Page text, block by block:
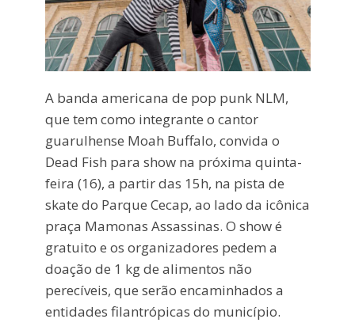
A banda americana de pop punk NLM,
que tem como integrante o cantor
guarulhense Moah Buffalo, convida o
Dead Fish para show na próxima quinta-
feira (16), a partir das 15h, na pista de
skate do Parque Cecap, ao lado da icônica
praça Mamonas Assassinas. O show é
gratuito e os organizadores pedem a
doação de 1 kg de alimentos não
perecíveis, que serão encaminhados a
entidades filantrópicas do município.